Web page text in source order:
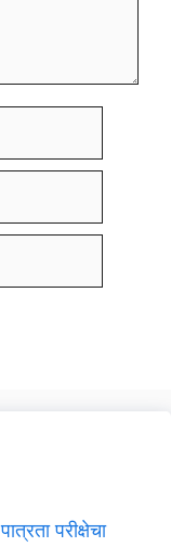
परीक्षेचा